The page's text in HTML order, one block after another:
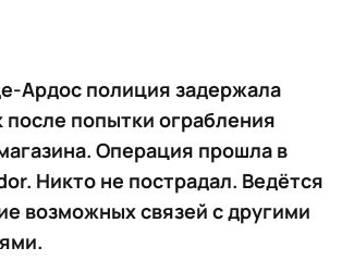
Ардос полиция задержала
после попытки ограбления
Операция прошла в
Никто не пострадал. Ведётся
возможных связей с другими